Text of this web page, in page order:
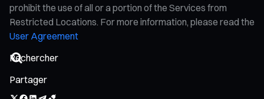
prohibit the use of all or a portion of the Services from
Restricted Locations. For more information, please read the
User Agreement
Partager